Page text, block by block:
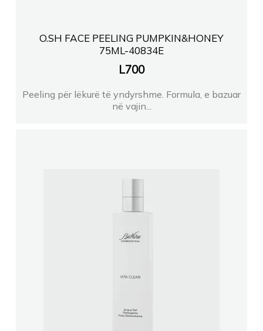
O.SH FACE PEELING PUMPKIN&HONEY
75ML-40834E
L700
Peeling për lëkurë të yndyrshme. Formula, e bazuar
në vajin...